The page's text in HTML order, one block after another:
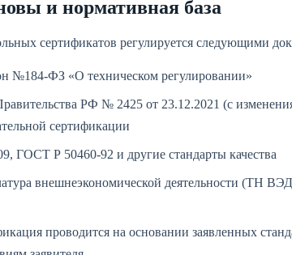
и нормативная база
сертификатов регулируется следующими
№184-ФЗ «О техническом регулировании»
РФ № 2425 от 23.12.2021 (с
сертификации
ГОСТ Р 50460-92 и другие стандарты качества
внешнеэкономической деятельности (ТН
проводится на основании заявленных